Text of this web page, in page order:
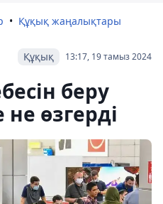
Құқық жаңалықтары
13:17, 19 тамыз 2024
Құқық
беру
өзгерді